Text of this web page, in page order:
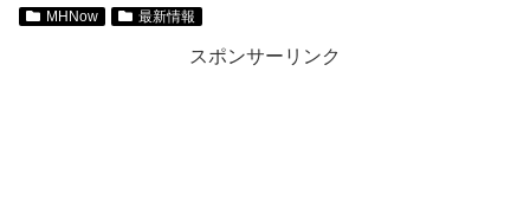
MHNow 最新情報
スポンサーリンク